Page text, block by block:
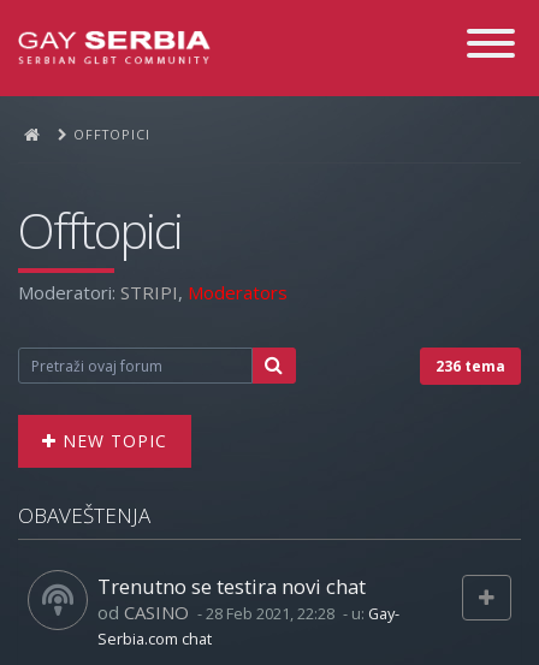
Toggle
OFFTOPICI
Offtopici
Moderatori: STRIPI, Moderators
236 tema
NEW TOPIC
OBAVEŠTENJA
Trenutno se testira novi chat
od CASINO -28 Feb 2021, 22:28 - u: Gay-
Serbia.com chat